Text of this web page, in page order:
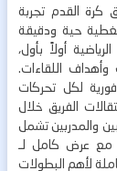
القدم تجربة
حية ودقيقة
أولاً بأول،
اللقاءات.
لكل تحركات
الفريق خلال
والمدربين تشمل
مع عرض كامل لـ
لأهم البطولات